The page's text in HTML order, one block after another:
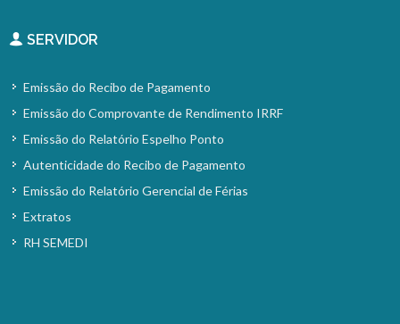
SERVIDOR
Emissão do Recibo de Pagamento
Emissão do Comprovante de Rendimento IRRF
Emissão do Relatório Espelho Ponto
Autenticidade do Recibo de Pagamento
Emissão do Relatório Gerencial de Férias
Extratos
RH SEMEDI